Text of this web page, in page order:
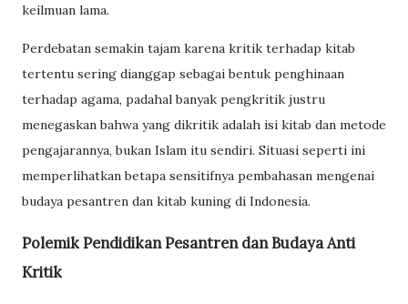
keilmuan lama.
Perdebatan semakin tajam karena kritik terhadap kitab
tertentu sering dianggap sebagai bentuk penghinaan
terhadap agama, padahal banyak pengkritik justru
menegaskan bahwa yang dikritik adalah isi kitab dan metode
pengajarannya, bukan Islam itu sendiri. Situasi seperti ini
memperlihatkan betapa sensitifnya pembahasan mengenai
budaya pesantren dan kitab kuning di Indonesia.
Polemik Pendidikan Pesantren dan Budaya Anti
Kritik